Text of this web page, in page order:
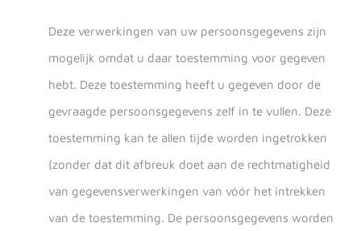
Deze verwerkingen van uw persoonsgegevens zijn
mogelijk omdat u daar toestemming voor gegeven
hebt. Deze toestemming heeft u gegeven door de
gevraagde persoonsgegevens zelf in te vullen. Deze
toestemming kan te allen tijde worden ingetrokken
(zonder dat dit afbreuk doet aan de rechtmatigheid
van gegevensverwerkingen van vóór het intrekken
van de toestemming. De persoonsgegevens worden